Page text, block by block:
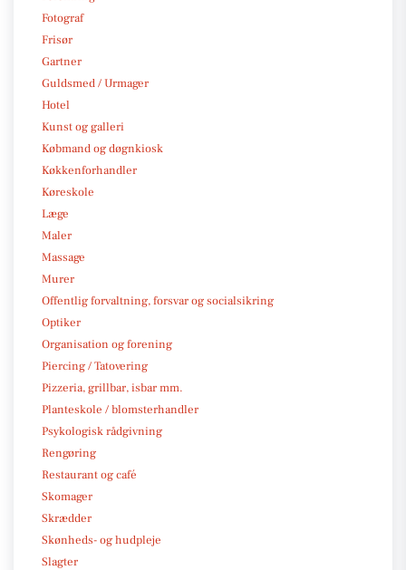
Fotograf
Frisør
Gartner
Guldsmed / Urmager
Hotel
Kunst og galleri
Købmand og døgnkiosk
Køkkenforhandler
Køreskole
Læge
Maler
Massage
Murer
Offentlig forvaltning, forsvar og socialsikring
Optiker
Organisation og forening
Piercing / Tatovering
Pizzeria, grillbar, isbar mm.
Planteskole / blomsterhandler
Psykologisk rådgivning
Rengøring
Restaurant og café
Skomager
Skrædder
Skønheds- og hudpleje
Slagter